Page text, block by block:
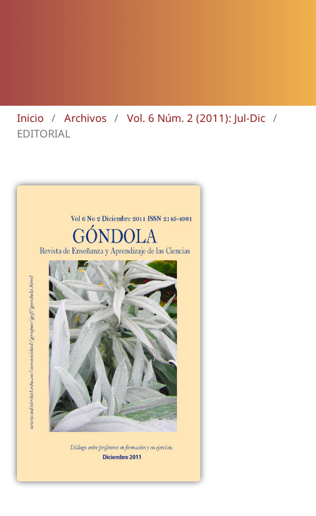
Inicio / Archivos / Vol. 6 Núm. 2 (2011): Jul-Dic /
EDITORIAL